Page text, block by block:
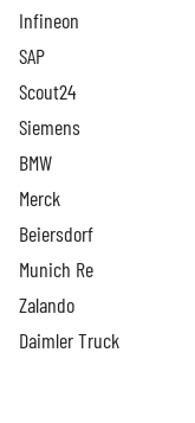
Infineon
SAP
Scout24
Siemens
BMW
Merck
Beiersdorf
Munich Re
Zalando
Daimler Truck